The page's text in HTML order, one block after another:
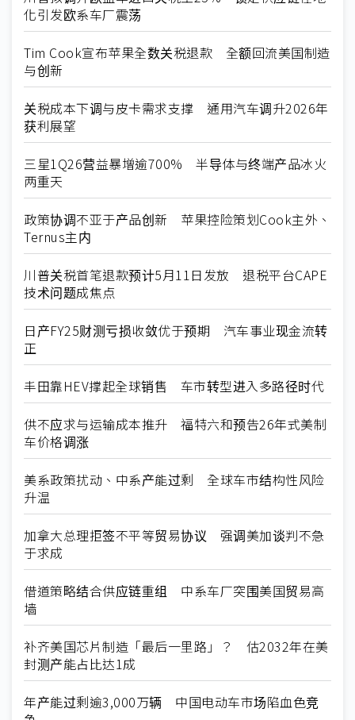
化引发欧系车厂震荡
Tim Cook宣布苹果全数关税退款 全额回流美国制造
与创新
关税成本下调与皮卡需求支撑 通用汽车调升2026年
获利展望
三星1Q26营益暴增逾700% 半导体与终端产品冰火
两重天
政策协调不亚于产品创新 苹果控险策划Cook主外、
Ternus主内
川普关税首笔退款预计5月11日发放 退税平台CAPE
技术问题成焦点
日产FY25财测亏损收敛优于预期 汽车事业现金流转
正
丰田靠HEV撑起全球销售 车市转型进入多路径时代
供不应求与运输成本推升 福特六和预告26年式美制
车价格调涨
美系政策扰动、中系产能过剩 全球车市结构性风险
升温
加拿大总理拒签不平等贸易协议 强调美加谈判不急
于求成
借道策略结合供应链重组 中系车厂突围美国贸易高
墙
补齐美国芯片制造「最后一里路」？ 估2032年在美
封测产能占比达1成
年产能过剩逾3,000万辆 中国电动车市场陷血色竞